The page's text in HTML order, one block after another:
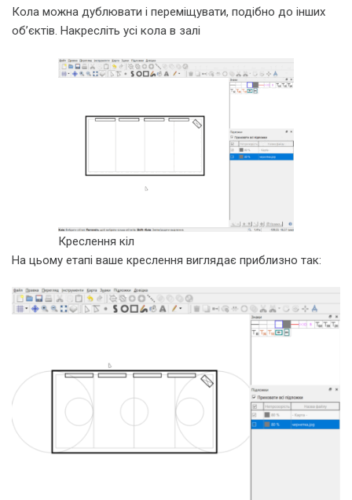
Кола можна дублювати і переміщувати, подібно до інших
об’єктів. Накресліть усі кола в залі
Креслення кіл
На цьому етапі ваше креслення виглядає приблизно так: